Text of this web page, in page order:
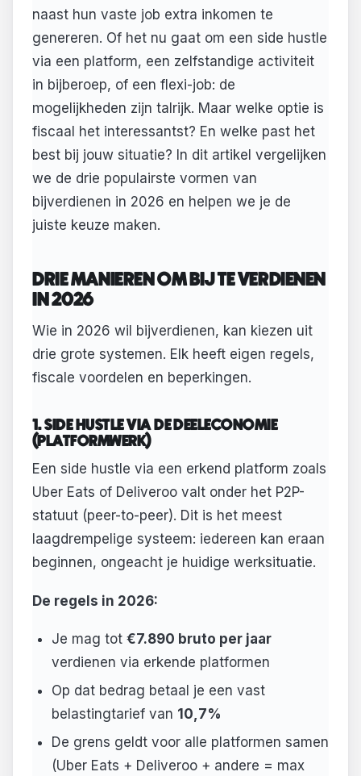
naast hun vaste job extra inkomen te
genereren. Of het nu gaat om een side hustle
via een platform, een zelfstandige activiteit
in bijberoep, of een flexi-job: de
mogelijkheden zijn talrijk. Maar welke optie is
fiscaal het interessantst? En welke past het
best bij jouw situatie? In dit artikel vergelijken
we de drie populairste vormen van
bijverdienen in 2026 en helpen we je de
juiste keuze maken.
DRIE MANIEREN OM BIJ TE VERDIENEN
IN 2026
Wie in 2026 wil bijverdienen, kan kiezen uit
drie grote systemen. Elk heeft eigen regels,
fiscale voordelen en beperkingen.
1. SIDE HUSTLE VIA DE DEELECONOMIE
(PLATFORMWERK)
Een side hustle via een erkend platform zoals
Uber Eats of Deliveroo valt onder het P2P-
statuut (peer-to-peer). Dit is het meest
laagdrempelige systeem: iedereen kan eraan
beginnen, ongeacht je huidige werksituatie.
De regels in 2026:
Je mag tot €7.890 bruto per jaar
verdienen via erkende platformen
Op dat bedrag betaal je een vast
belastingtarief van 10,7%
De grens geldt voor alle platformen samen
(Uber Eats + Deliveroo + andere = max